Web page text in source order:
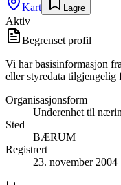
Kart Lagre
Aktiv
Begrenset profil
Vi har basisinformasjon
eller styredata tilgjengelig
Organisasjonsform
Underenhet til
Sted
BÆRUM
Registrert
23. november 2004